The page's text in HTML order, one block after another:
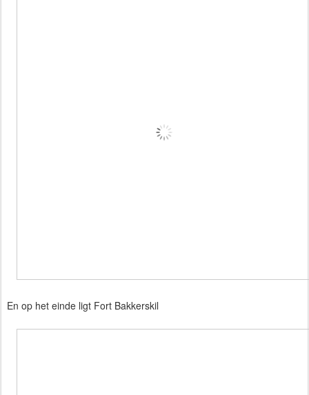
En op het einde ligt Fort Bakkerskil